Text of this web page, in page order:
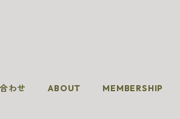
わせ ABOUT MEMBERSHIP